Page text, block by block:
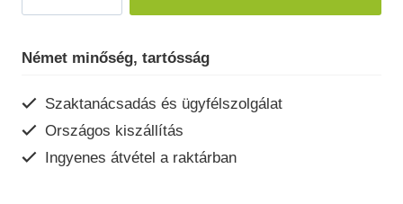
11kW
Német minőség, tartósság
Szaktanácsadás és ügyfélszolgálat
Országos kiszállítás
Ingyenes átvétel a raktárban